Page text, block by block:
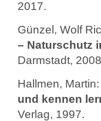
2017.
Günzel, Wolf
– Naturschutz
Darmstadt,
Hallmen, Martin:
und kennen
Verlag, 1997.